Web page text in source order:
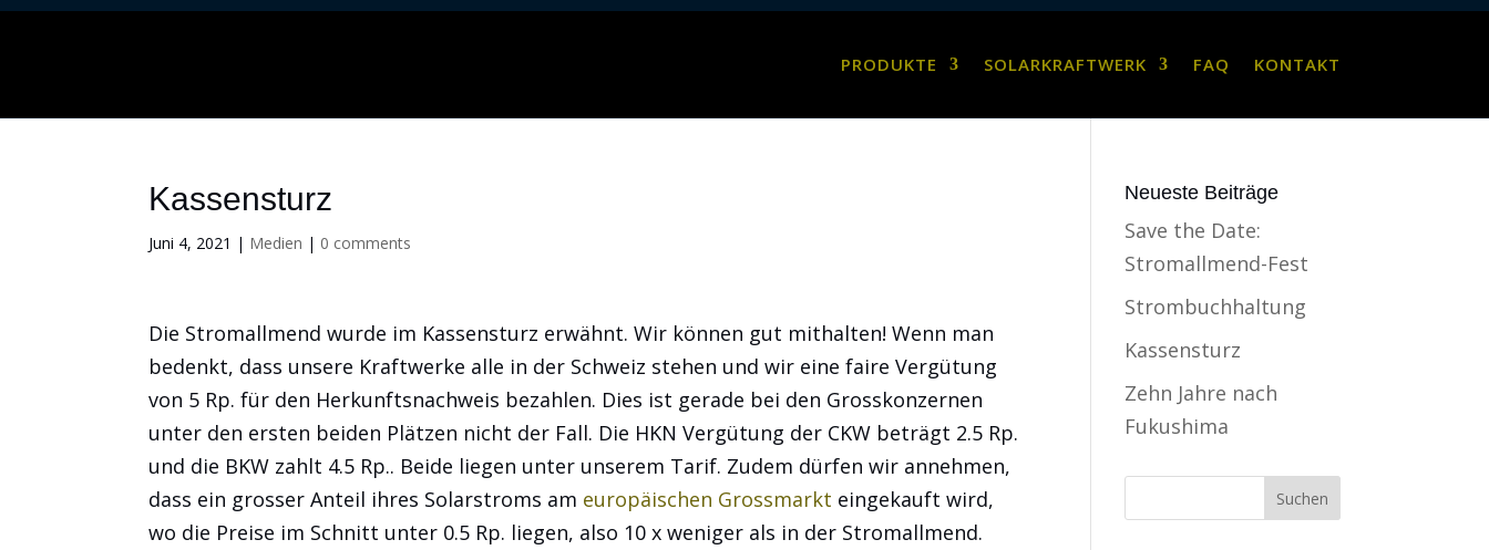
PRODUKTE SOLARKRAFTWERK FAQ KONTAKT
Kassensturz
Juni 4, 2021 | Medien | 0 comments
Die Stromallmend wurde im Kassensturz erwähnt. Wir können gut mithalten! Wenn man
bedenkt, dass unsere Kraftwerke alle in der Schweiz stehen und wir eine faire Vergütung
von 5 Rp. für den Herkunftsnachweis bezahlen. Dies ist gerade bei den Grosskonzernen
unter den ersten beiden Plätzen nicht der Fall. Die HKN Vergütung der CKW beträgt 2.5 Rp.
und die BKW zahlt 4.5 Rp.. Beide liegen unter unserem Tarif. Zudem dürfen wir annehmen,
dass ein grosser Anteil ihres Solarstroms am europäischen Grossmarkt eingekauft wird,
wo die Preise im Schnitt unter 0.5 Rp. liegen, also 10 x weniger als in der Stromallmend.
Neueste Beiträge
Save the Date:
Stromallmend-Fest
Strombuchhaltung
Kassensturz
Zehn Jahre nach
Fukushima